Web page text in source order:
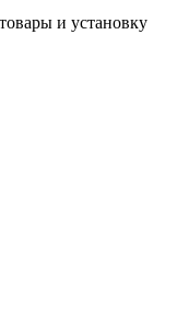
и установку